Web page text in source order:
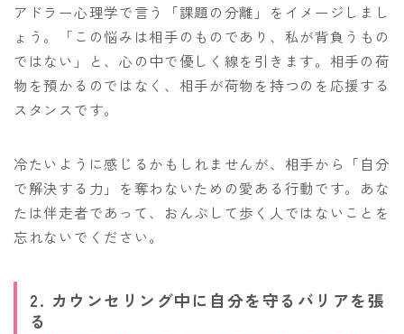
アドラー心理学で言う「課題の分離」をイメージしまし
ょう。「この悩みは相手のものであり、私が背負うもの
ではない」と、心の中で優しく線を引きます。相手の荷
物を預かるのではなく、相手が荷物を持つのを応援する
スタンスです。
冷たいように感じるかもしれませんが、相手から「自分
で解決する力」を奪わないための愛ある行動です。あな
たは伴走者であって、おんぶして歩く人ではないことを
忘れないでください。
2. カウンセリング中に自分を守るバリアを張
る